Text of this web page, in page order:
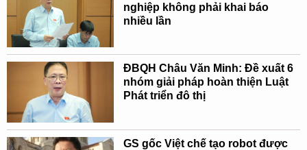
nghiệp không phải khai báo
nhiều lần
ĐBQH Châu Văn Minh: Đề xuất 6
nhóm giải pháp hoàn thiện Luật
Phát triển đô thị
GS gốc Việt chế tạo robot được